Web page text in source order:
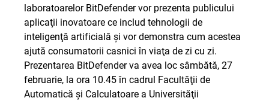
laboratoarelor BitDefender vor prezenta publicului
aplicaţii inovatoare ce includ tehnologii de
inteligenţă artificială şi vor demonstra cum acestea
ajută consumatorii casnici în viaţa de zi cu zi.
Prezentarea BitDefender va avea loc sâmbătă, 27
februarie, la ora 10.45 în cadrul Facultăţii de
Automatică şi Calculatoare a Universităţii